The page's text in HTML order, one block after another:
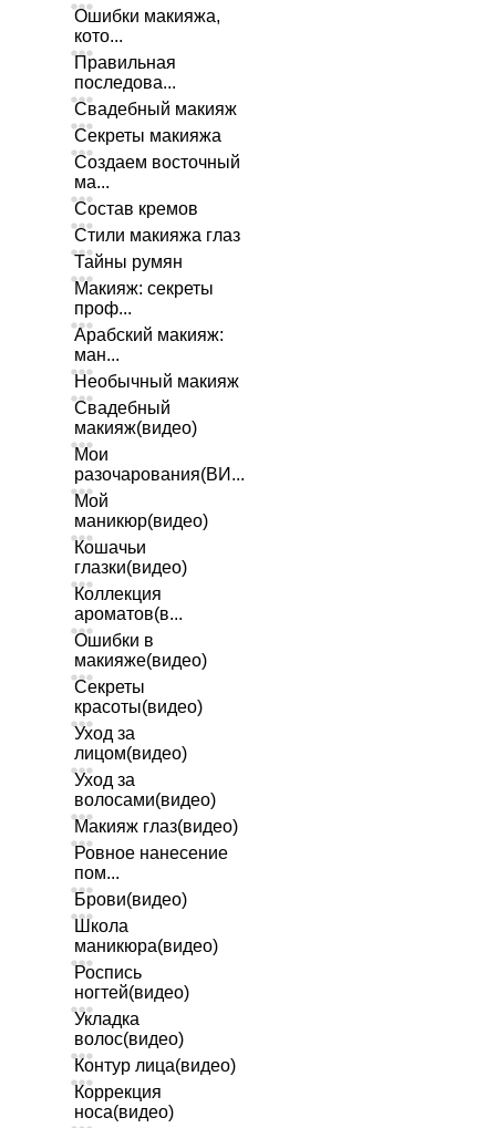
Ошибки макияжа,
кото...
Правильная
последова...
Свадебный макияж
Секреты макияжа
Создаем восточный
ма...
Состав кремов
Стили макияжа глаз
Тайны румян
Макияж: секреты
проф...
Арабский макияж:
ман...
Необычный макияж
Свадебный
макияж(видео)
Мои
разочарования(ВИ...
Мой
маникюр(видео)
Кошачьи
глазки(видео)
Коллекция
ароматов(в...
Ошибки в
макияже(видео)
Секреты
красоты(видео)
Уход за
лицом(видео)
Уход за
волосами(видео)
Макияж глаз(видео)
Ровное нанесение
пом...
Брови(видео)
Школа
маникюра(видео)
Роспись
ногтей(видео)
Укладка
волос(видео)
Контур лица(видео)
Коррекция
носа(видео)